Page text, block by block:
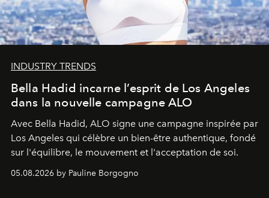
INDUSTRY TRENDS
Bella Hadid incarne l’esprit de Los Angeles
dans la nouvelle campagne ALO
Avec Bella Hadid, ALO signe une campagne inspirée par
Los Angeles qui célèbre un bien-être authentique, fondé
sur l'équilibre, le mouvement et l'acceptation de soi.
05.08.2026 by Pauline Borgogno